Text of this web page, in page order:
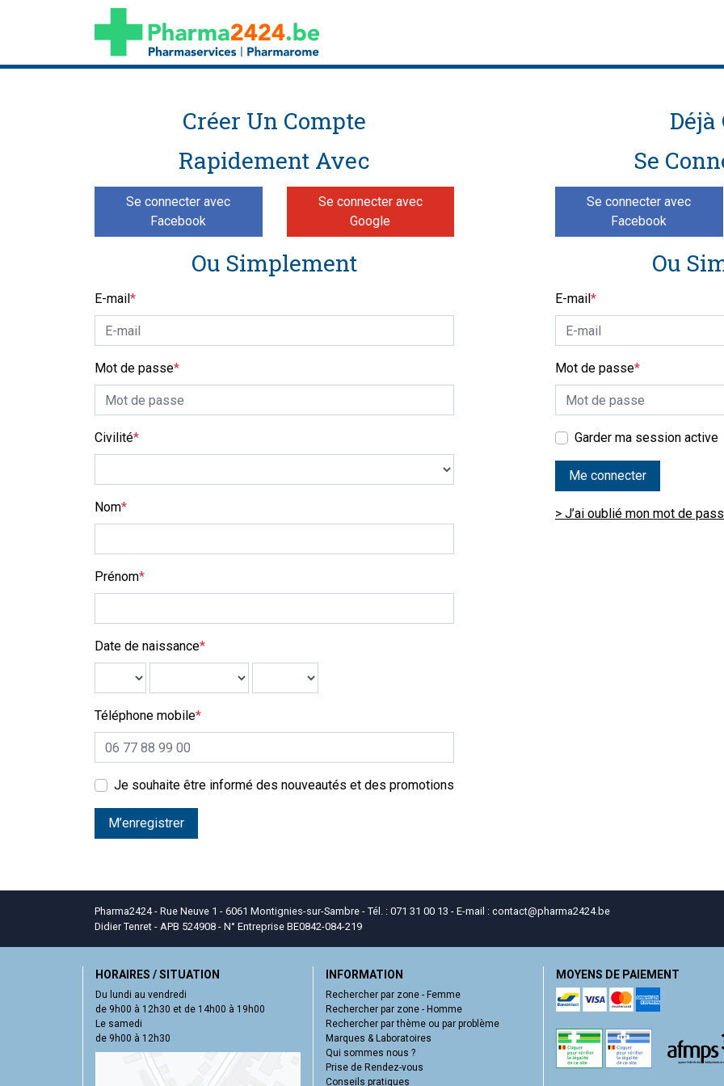
Créer Un Compte
Rapidement Avec
Se connecter avec
Facebook
Se connecter avec
Google
Ou Simplement
E-mail*
Mot de passe*
Civilité*
Nom*
Prénom*
Date de naissance*
Téléphone mobile*
Je souhaite être informé des nouveautés et des promotions
M’enregistrer
Déjà
Se
Se connecter avec
Facebook
Ou
E-mail*
Mot de passe*
Garder ma session active
Me connecter
> J’ai oublié mon mot de
Pharma2424 - Rue Neuve 1 - 6061 Montignies-sur-Sambre - Tél. : 071 31 00 13 - E-mail : contact@pharma2424.be
Didier Tenret - APB 524908 - N° Entreprise BE0842-084-219
HORAIRES / SITUATION
Du lundi au vendredi
de 9h00 à 12h30 et de 14h00 à 19h00
Le samedi
de 9h00 à 12h30
INFORMATION
Rechercher par zone - Femme
Rechercher par zone - Homme
Rechercher par thème ou par problème
Marques & Laboratoires
Qui sommes nous ?
Prise de Rendez-vous
Conseils pratiques
MOYENS DE PAIEMENT